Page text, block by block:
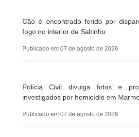
Cão é encontrado ferido por
fogo no interior de Saltinho
Publicado em 07 de agosto de 2026
Polícia Civil divulga fotos e
investigados por homicídio em
Publicado em 07 de agosto de 2026